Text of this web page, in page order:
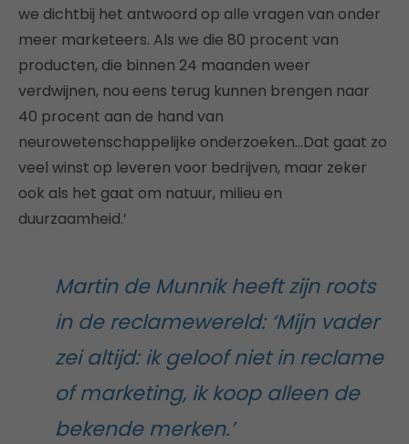
we dichtbij het antwoord op alle vragen van onder
meer marketeers. Als we die 80 procent van
producten, die binnen 24 maanden weer
verdwijnen, nou eens terug kunnen brengen naar
40 procent aan de hand van
neurowetenschappelijke onderzoeken…Dat gaat zo
veel winst op leveren voor bedrijven, maar zeker
ook als het gaat om natuur, milieu en
duurzaamheid.’
Martin de Munnik heeft zijn roots
in de reclamewereld: ‘Mijn vader
zei altijd: ik geloof niet in reclame
of marketing, ik koop alleen de
bekende merken.’